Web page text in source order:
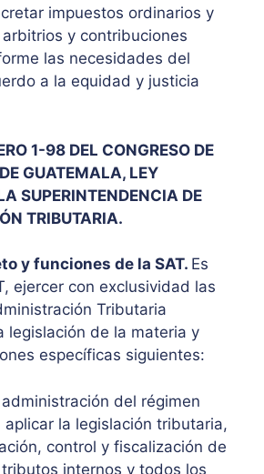
impuestos ordinarios y
y contribuciones
las necesidades del
a la equidad y justicia
1-98 DEL CONGRESO DE
GUATEMALA, LEY
SUPERINTENDENCIA DE
TRIBUTARIA.
y funciones de la SAT. Es
ejercer con exclusividad las
Tributaria
legislación de la materia y
específicas siguientes:
del régimen
la legislación tributaria,
control y fiscalización de
internos y todos los